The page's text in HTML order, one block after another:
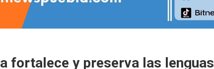
fortalece y preserva las lenguas